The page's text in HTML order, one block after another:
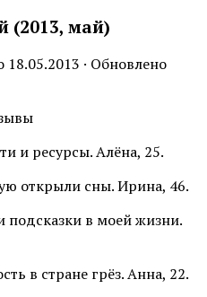
(2013, май)
18.05.2013 · Обновлено
и ресурсы. Алёна, 25.
открыли сны. Ирина, 46.
подсказки в моей жизни.
в стране грёз. Анна, 22.